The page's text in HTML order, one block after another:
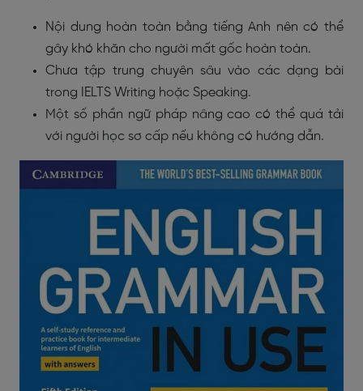
Nội dung hoàn toàn bằng tiếng Anh nên có thể
gây khó khăn cho người mất gốc hoàn toàn.
Chưa tập trung chuyên sâu vào các dạng bài
trong IELTS Writing hoặc Speaking.
Một số phần ngữ pháp nâng cao có thể quá tải
với người học sơ cấp nếu không có hướng dẫn.